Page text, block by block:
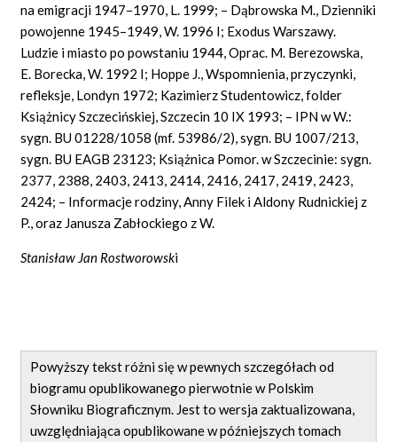
na emigracji 1947–1970, L. 1999; – Dąbrowska M., Dzienniki
powojenne 1945–1949, W. 1996 I; Exodus Warszawy.
Ludzie i miasto po powstaniu 1944, Oprac. M. Berezowska,
E. Borecka, W. 1992 I; Hoppe J., Wspomnienia, przyczynki,
refleksje, Londyn 1972; Kazimierz Studentowicz, folder
Książnicy Szczecińskiej, Szczecin 10 IX 1993; – IPN w W.:
sygn. BU 01228/1058 (mf. 53986/2), sygn. BU 1007/213,
sygn. BU EAGB 23123; Książnica Pomor. w Szczecinie: sygn.
2377, 2388, 2403, 2413, 2414, 2416, 2417, 2419, 2423,
2424; – Informacje rodziny, Anny Filek i Aldony Rudnickiej z
P., oraz Janusza Zabłockiego z W.
Stanisław Jan Rostworowski
Powyższy tekst różni się w pewnych szczegółach od
biogramu opublikowanego pierwotnie w Polskim
Słowniku Biograficznym. Jest to wersja zaktualizowana,
uwzględniająca opublikowane w późniejszych tomach